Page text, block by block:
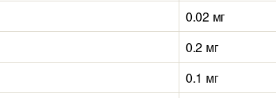
0.02 мг
0.2 мг
0.1 мг